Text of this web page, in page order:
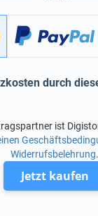
durch
ist
Widerrufsbelehrung.
Jetzt kaufen